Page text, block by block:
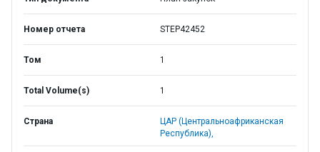
Номер отчета STEP42452
Том 1
Total Volume(s) 1
Страна
ЦАР (Центральноафриканская
Республика),